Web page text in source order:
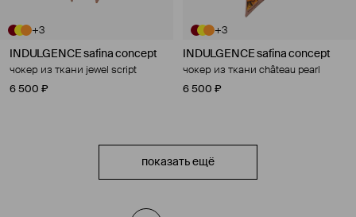
+3
INDULGENCE safina concept
чокер из ткани jewel script
6 500 ₽
+3
INDULGENCE safina concept
чокер из ткани château pearl
6 500 ₽
показать ещё